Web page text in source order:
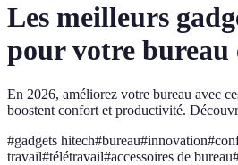
Les meilleurs
pour votre bureau
En 2026, améliorez votre bureau avec
boostent confort et productivité.
#gadgets hitech#bureau#innovation#
travail#télétravail#accessoires de bureau